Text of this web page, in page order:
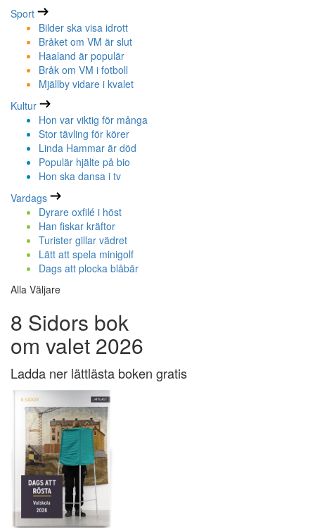
Sport
Bilder ska visa idrott
Bråket om VM är slut
Haaland är populär
Bråk om VM i fotboll
Mjällby vidare i kvalet
Kultur
Hon var viktig för många
Stor tävling för körer
Linda Hammar är död
Populär hjälte på bio
Hon ska dansa i tv
Vardags
Dyrare oxfilé i höst
Han fiskar kräftor
Turister gillar vädret
Lätt att spela minigolf
Dags att plocka blåbär
Alla Väljare
8 Sidors bok
om valet 2026
Ladda ner lättlästa boken gratis